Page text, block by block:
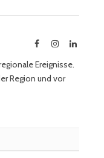
FacebookInstagramLinkedIn
Ereignisse.
Region und vor